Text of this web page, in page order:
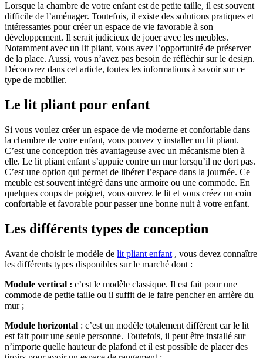
Lorsque la chambre de votre enfant est de petite taille, il est souvent
difficile de l’aménager. Toutefois, il existe des solutions pratiques et
intéressantes pour créer un espace de vie favorable à son
développement. Il serait judicieux de jouer avec les meubles.
Notamment avec un lit pliant, vous avez l’opportunité de préserver
de la place. Aussi, vous n’avez pas besoin de réfléchir sur le design.
Découvrez dans cet article, toutes les informations à savoir sur ce
type de mobilier.
Le lit pliant pour enfant
Si vous voulez créer un espace de vie moderne et confortable dans
la chambre de votre enfant, vous pouvez y installer un lit pliant.
C’est une conception très avantageuse avec un mécanisme bien à
elle. Le lit pliant enfant s’appuie contre un mur lorsqu’il ne dort pas.
C’est une option qui permet de libérer l’espace dans la journée. Ce
meuble est souvent intégré dans une armoire ou une commode. En
quelques coups de poignet, vous ouvrez le lit et vous créez un coin
confortable et favorable pour passer une bonne nuit à votre enfant.
Les différents types de conception
Avant de choisir le modèle de lit pliant enfant , vous devez connaître
les différents types disponibles sur le marché dont :
Module vertical : c’est le modèle classique. Il est fait pour une
commode de petite taille ou il suffit de le faire pencher en arrière du
mur ;
Module horizontal : c’est un modèle totalement différent car le lit
est fait pour une seule personne. Toutefois, il peut être installé sur
n’importe quelle hauteur de plafond et il est possible de placer des